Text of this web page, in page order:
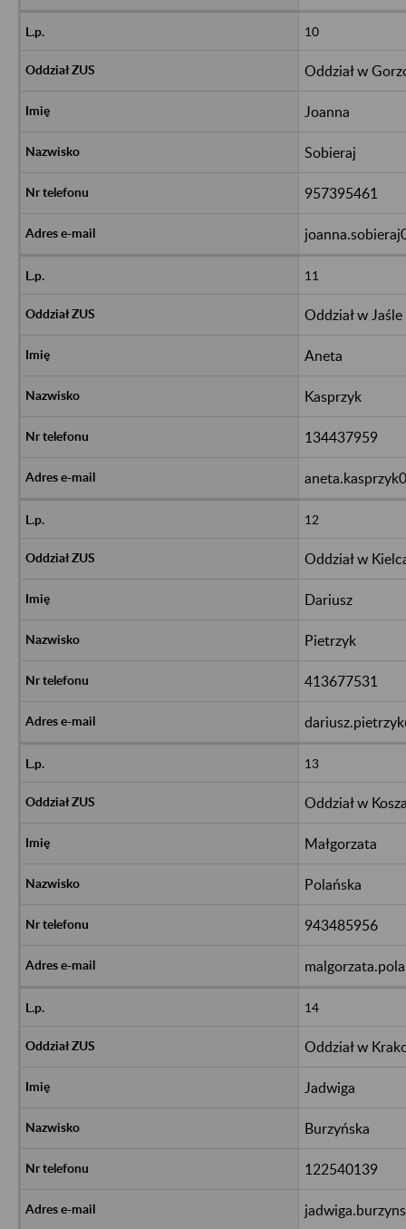
10
Oddział w
Joanna
Sobieraj
957395461
11
Oddział w Jaśle
Aneta
Kasprzyk
134437959
12
Oddział w
Dariusz
Pietrzyk
413677531
13
Oddział w
Małgorzata
Polańska
943485956
14
Oddział w
Jadwiga
Burzyńska
122540139